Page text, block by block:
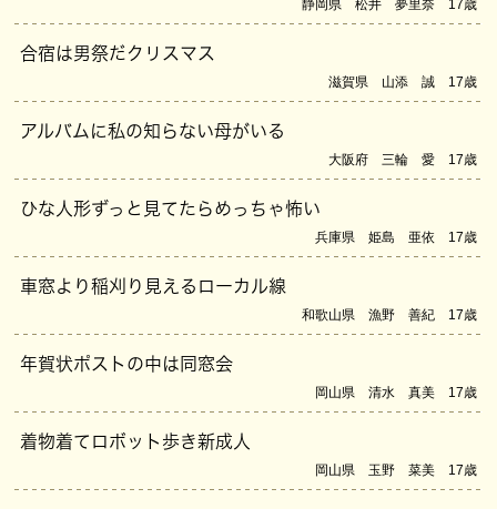
静岡県 松井 夢里奈 17歳
合宿は男祭だクリスマス
滋賀県 山添 誠 17歳
アルバムに私の知らない母がいる
大阪府 三輪 愛 17歳
ひな人形ずっと見てたらめっちゃ怖い
兵庫県 姫島 亜依 17歳
車窓より稲刈り見えるローカル線
和歌山県 漁野 善紀 17歳
年賀状ポストの中は同窓会
岡山県 清水 真美 17歳
着物着てロボット歩き新成人
岡山県 玉野 菜美 17歳